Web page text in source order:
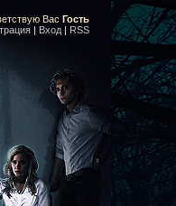
Вас Гость
| Вход | RSS